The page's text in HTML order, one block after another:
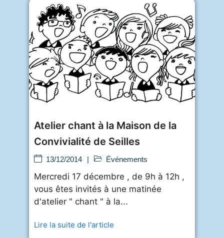
Atelier chant à la Maison de la
Convivialité de Seilles
13/12/2014 | Événements
Mercredi 17 décembre , de 9h à 12h ,
vous êtes invités à une matinée
d'atelier " chant " à la...
Lire la suite de l'article